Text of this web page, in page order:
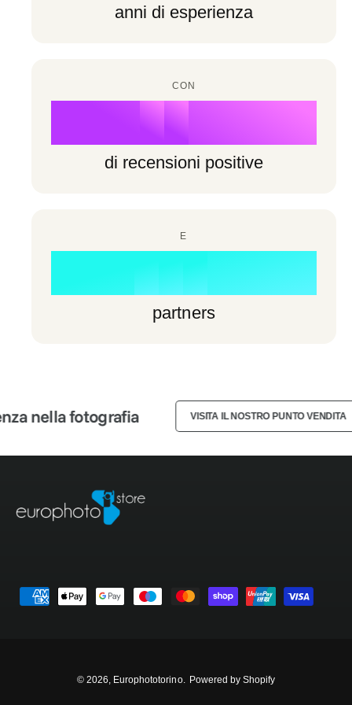
6
8
9
6
8
9
anni di esperienza
CON
7
9
3
4
5
6
8
9
%
di recensioni positive
E
1
2
4
5
6
8
0
1
3
4
7
9
0
1
3
4
7
9
+
partners
nella fotografia VISITA IL NOSTRO PUNTO VENDITA
© 2026, Europhototorino. Powered by Shopify